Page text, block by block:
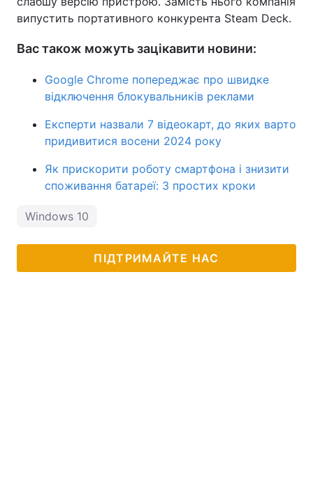
випустить портативного конкурента Steam Deck.
Вас також можуть зацікавити новини:
Google Chrome попереджає про швидке
відключення блокувальників реклами
Експерти назвали 7 відеокарт, до яких варто
придивитися восени 2024 року
Як прискорити роботу смартфона і знизити
споживання батареї: 3 простих кроки
Windows 10
ПІДТРИМАЙТЕ НАС